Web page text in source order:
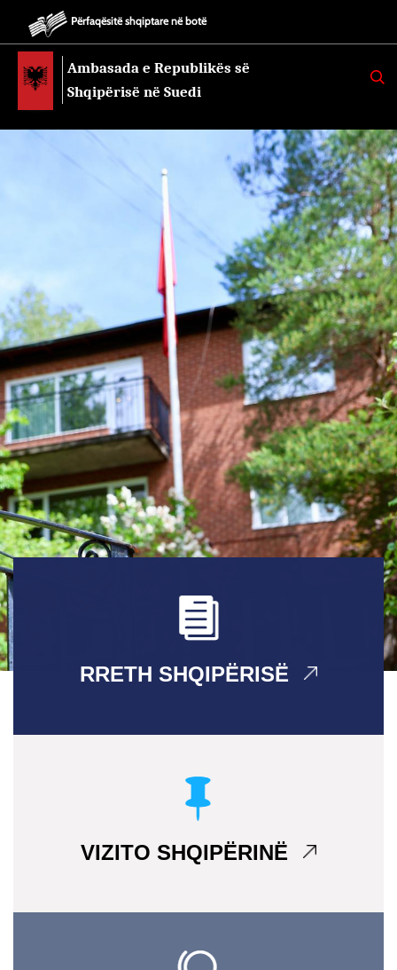
Përfaqësitë shqiptare në botë
Ambasada e Republikës së
Shqipërisë në Suedi
K
E
RRETH SHQIPËRISË
VIZITO SHQIPËRINË